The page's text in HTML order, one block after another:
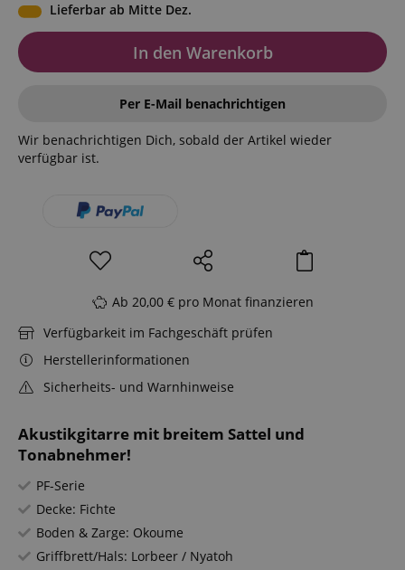
Akustikgitarre mit breitem Sattel und
Tonabnehmer!
PF-Serie
Decke: Fichte
Boden & Zarge: Okoume
Griffbrett/Hals: Lorbeer / Nyatoh
Lieferbar ab Mitte Dez.
In den Warenkorb
Per E-Mail benachrichtigen
Wir benachrichtigen Dich, sobald der Artikel wieder
verfügbar ist.
Ab 20,00 € pro Monat finanzieren
Verfügbarkeit im Fachgeschäft prüfen
Herstellerinformationen
Sicherheits- und Warnhinweise